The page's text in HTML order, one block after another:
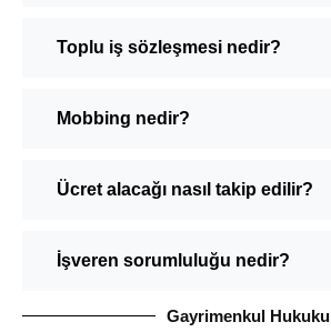
Toplu iş sözleşmesi nedir?
Mobbing nedir?
Ücret alacağı nasıl takip edilir?
İşveren sorumluluğu nedir?
Gayrimenkul Hukuku